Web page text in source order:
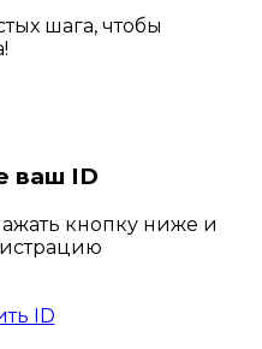
шага, чтобы
ваш ID
кнопку ниже и
ID